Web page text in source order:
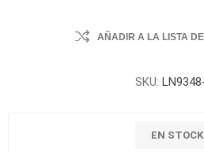
AÑADIR A LA LISTA
SKU:
EN STOCK